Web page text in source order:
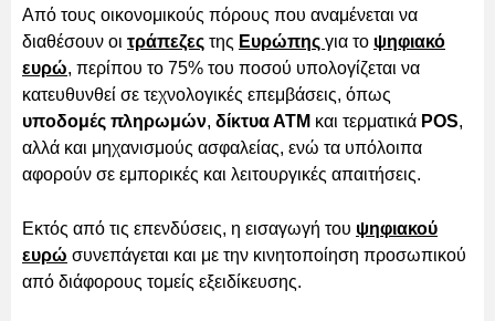
Από τους οικονομικούς πόρους που αναμένεται να
διαθέσουν οι τράπεζες της Ευρώπης για το ψηφιακό
ευρώ, περίπου το 75% του ποσού υπολογίζεται να
κατευθυνθεί σε τεχνολογικές επεμβάσεις, όπως
υποδομές πληρωμών, δίκτυα ΑΤΜ και τερματικά POS,
αλλά και μηχανισμούς ασφαλείας, ενώ τα υπόλοιπα
αφορούν σε εμπορικές και λειτουργικές απαιτήσεις.
Εκτός από τις επενδύσεις, η εισαγωγή του ψηφιακού
ευρώ συνεπάγεται και με την κινητοποίηση προσωπικού
από διάφορους τομείς εξειδίκευσης.